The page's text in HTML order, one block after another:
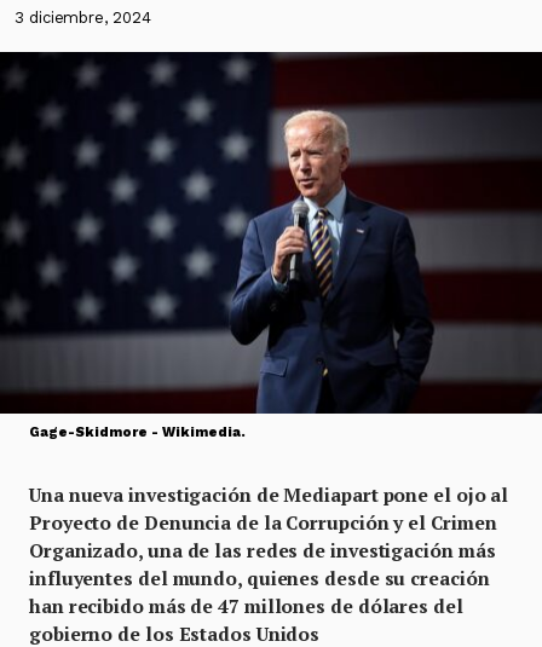
3 diciembre, 2024
Gage-Skidmore - Wikimedia.
Una nueva investigación de Mediapart pone el ojo al
Proyecto de Denuncia de la Corrupción y el Crimen
Organizado, una de las redes de investigación más
influyentes del mundo, quienes desde su creación
han recibido más de 47 millones de dólares del
gobierno de los Estados Unidos